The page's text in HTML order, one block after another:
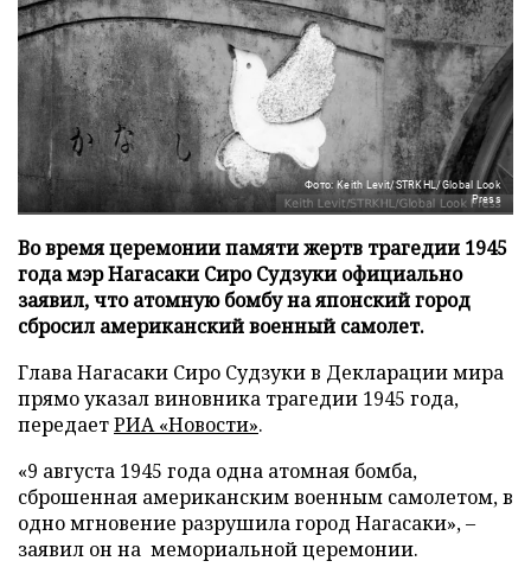
Фото: Keith Levit/STRKHL/Global Look
Press
Во время церемонии памяти жертв трагедии 1945
года мэр Нагасаки Сиро Судзуки официально
заявил, что атомную бомбу на японский город
сбросил американский военный самолет.
Глава Нагасаки Сиро Судзуки в Декларации мира
прямо указал виновника трагедии 1945 года,
передаетРИА «Новости».
«9 августа 1945 года одна атомная бомба,
сброшенная американским военным самолетом, в
одно мгновение разрушила город Нагасаки», –
заявил он на мемориальной церемонии.